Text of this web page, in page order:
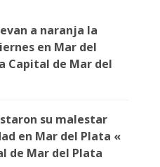
a naranja la
en Mar del
Capital de Mar del
su malestar
en Mar del Plata «
de Mar del Plata